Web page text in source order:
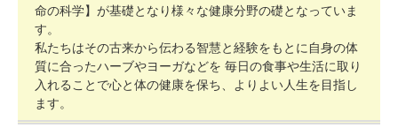
命の科学】が基礎となり様々な健康分野の礎となっていま
す。
私たちはその古来から伝わる智慧と経験をもとに自身の体
質に合ったハーブやヨーガなどを 毎日の食事や生活に取り
入れることで心と体の健康を保ち、よりよい人生を目指し
ます。